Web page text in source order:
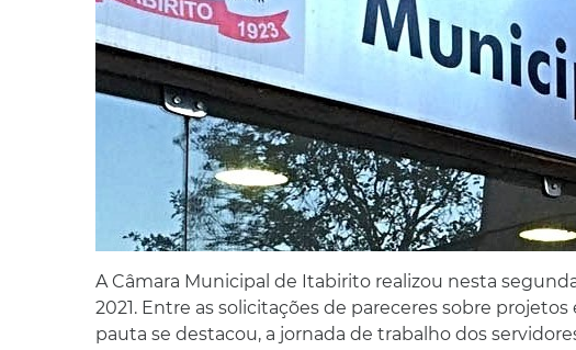
A Câmara Municipal de Itabirito realizou nesta
2021. Entre as solicitações de pareceres sobre
pauta se destacou, a jornada de trabalho dos